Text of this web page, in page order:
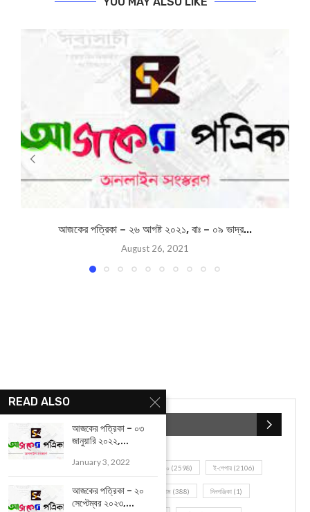
আজকের পত্রিকা – ১৮ মার্চ ২০২৬, বাঃ – ৩চৈত্র ১৪৩২
BIPLABI SABYASACHI NEWS DAILY NEWS
PURBA MEDINIPUR NEWS
TODAY NEWS
0
previous post
Abhishek Banerjee : অভিষেকের কনভয় থামলো মাতকাতপুরে, শুনতে হলো
next post
আজকের রাশিফল – ০৫ ফেব্রুয়ারী ২০২৩, বাঃ – ২১ মাঘ ১৪২৯
READ ALSO
আজকের পত্রিকা – ০৩
জানুয়ারি ২০২২,...
January 3, 2022
আজকের পত্রিকা – ২০
সেপ্টেম্বর ২০২৩,...